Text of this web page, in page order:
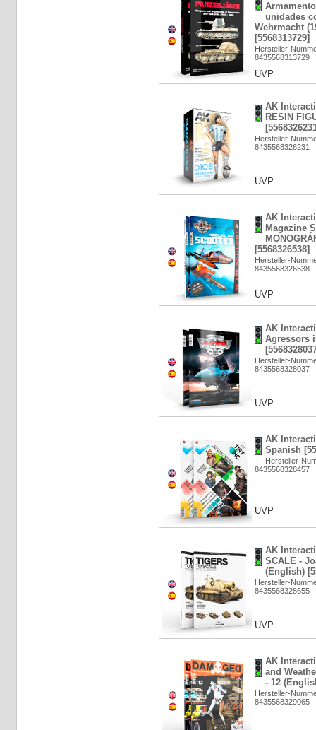
unidades
Wehrmacht
[5568313729]
Hersteller-
8435568313729
UVP
AK
RESIN
Hersteller-
8435568326231
UVP
AK
Magazine
[5568326538]
Hersteller-
8435568326538
UVP
AK
Agressors
Hersteller-
8435568328037
UVP
AK
Spanish
Hersteller-
8435568328457
UVP
AK
SCALE -
(English)
Hersteller-
8435568328655
UVP
AK
and
- 12
Hersteller-
8435568329065